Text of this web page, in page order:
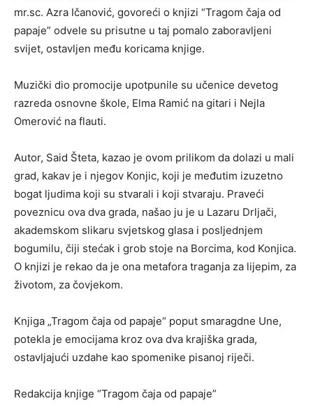
mr.sc. Azra Ičanović, govoreći o knjizi “Tragom čaja od
papaje” odvele su prisutne u taj pomalo zaboravljeni
svijet, ostavljen među koricama knjige.
Muzički dio promocije upotpunile su učenice devetog
razreda osnovne škole, Elma Ramić na gitari i Nejla
Omerović na flauti.
Autor, Said Šteta, kazao je ovom prilikom da dolazi u mali
grad, kakav je i njegov Konjic, koji je međutim izuzetno
bogat ljudima koji su stvarali i koji stvaraju. Praveći
poveznicu ova dva grada, našao ju je u Lazaru Drljači,
akademskom slikaru svjetskog glasa i posljednjem
bogumilu, čiji stećak i grob stoje na Borcima, kod Konjica.
O knjizi je rekao da je ona metafora traganja za lijepim, za
životom, za čovjekom.
Knjiga „Tragom čaja od papaje“ poput smaragdne Une,
potekla je emocijama kroz ova dva krajiška grada,
ostavljajući uzdahe kao spomenike pisanoj riječi.
Redakcija knjige “Tragom čaja od papaje”